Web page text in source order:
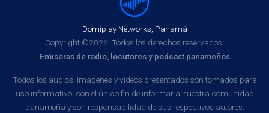
Domiplay Networks, Panamá
Copyright ©2026. Todos los derechos reservados.
Emisoras de radio, locutores y podcast panameños
Todos los audios, imágenes y videos presentados son tomados para
uso informativo, con el único fin de informar a nuestra comunidad
panameña y son responsabilidad de sus respectivos autores.